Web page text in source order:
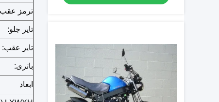
ترمز
تایر جلو:
تایر عقب:
باتری:
ابعاد